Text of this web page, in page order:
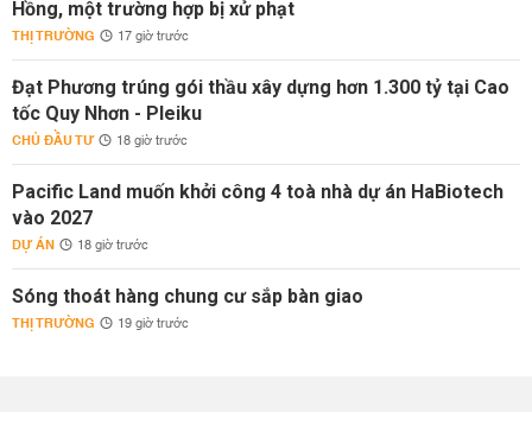
Hồng, một trường hợp bị xử phạt
THỊ TRƯỜNG 17 giờ trước
Đạt Phương trúng gói thầu xây dựng hơn 1.300 tỷ tại Cao
tốc Quy Nhơn - Pleiku
CHỦ ĐẦU TƯ 18 giờ trước
Pacific Land muốn khởi công 4 toà nhà dự án HaBiotech
vào 2027
DỰ ÁN 18 giờ trước
Sóng thoát hàng chung cư sắp bàn giao
THỊ TRƯỜNG 19 giờ trước